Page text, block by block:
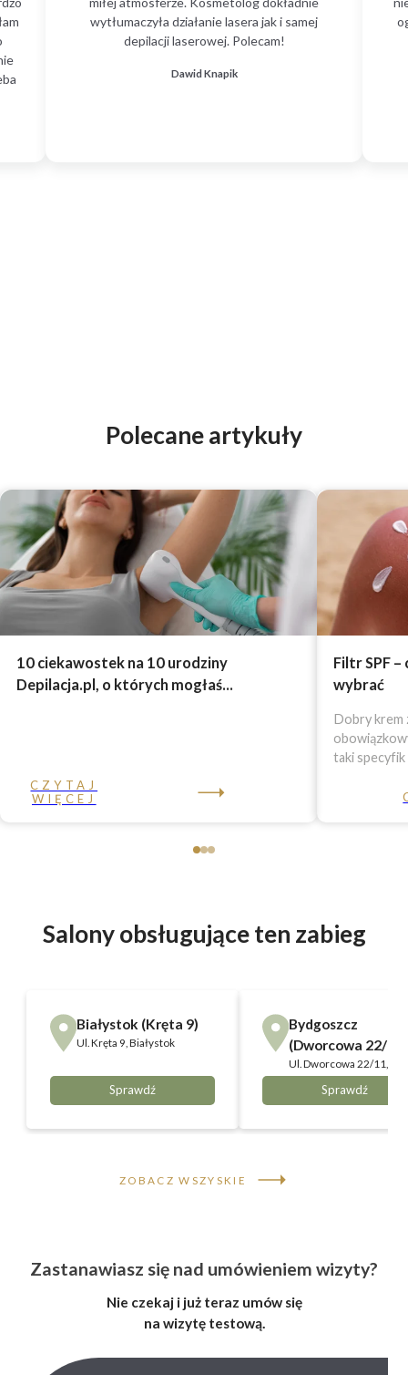
wytłumaczyła działanie lasera jak i samej
depilacji laserowej. Polecam!
Dawid Knapik
Polecane artykuły
10 ciekawostek na 10 urodziny
Depilacja.pl, o których mogłaś...
CZYTAJ
WIĘCEJ
Filtr SPF
wybrać
Dobry krem
taki specyfik
Salony obsługujące ten zabieg
Białystok (Kręta 9)
Ul. Kręta 9, Białystok
Sprawdź
Bydgoszcz
(Dworcowa 22/11)
Ul. Dworcowa 22/11,
Bydgoszcz
Sprawdź
ZOBACZ WSZYSKIE
Zastanawiasz się nad umówieniem wizyty?
Nie czekaj i już teraz umów się
na wizytę testową.